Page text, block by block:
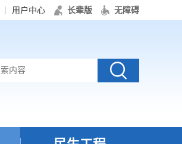
用户中心 长辈版 无障碍